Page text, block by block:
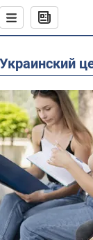
Украинский